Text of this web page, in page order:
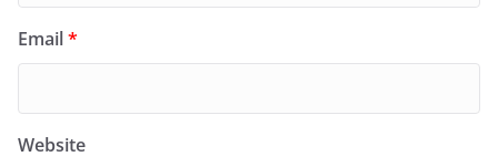
Email*
Website